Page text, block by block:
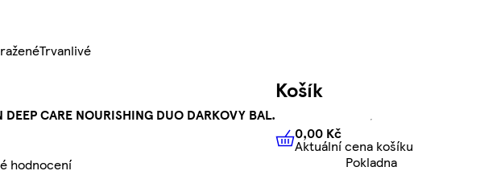
Trvanlivé
DEEP CARE NOURISHING DUO DARKOVY BAL.
hodnocení
Košík
0,00 KčAktuální cena košíku
0,00 Kč
Aktuální cena košíku
Pokladna